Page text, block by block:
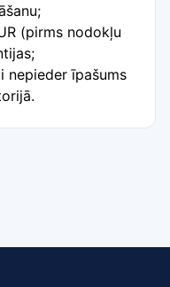
(pirms nodokļu
nepieder īpašums